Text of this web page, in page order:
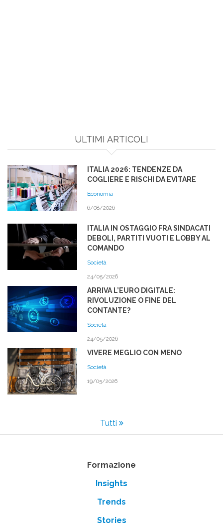
ULTIMI ARTICOLI
ITALIA 2026: TENDENZE DA
COGLIERE E RISCHI DA EVITARE
Economia
6/08/2026
ITALIA IN OSTAGGIO FRA SINDACATI
DEBOLI, PARTITI VUOTI E LOBBY AL
COMANDO
Società
24/05/2026
ARRIVA L’EURO DIGITALE:
RIVOLUZIONE O FINE DEL
CONTANTE?
Società
24/05/2026
VIVERE MEGLIO CON MENO
Società
19/05/2026
Tutti
Formazione
Insights
Trends
Stories